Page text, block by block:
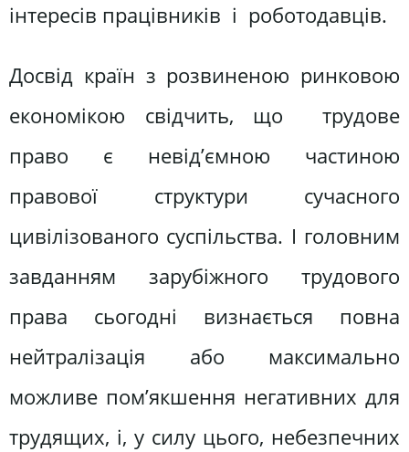
інтересів працівників і роботодавців.
Досвід країн з розвиненою ринковою
економікою свідчить, що трудове
право є невід’ємною частиною
правової структури сучасного
цивілізованого суспільства. І головним
завданням зарубіжного трудового
права сьогодні визнається повна
нейтралізація або максимально
можливе пом’якшення негативних для
трудящих, і, у силу цього, небезпечних